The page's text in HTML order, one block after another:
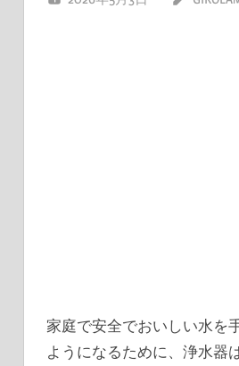
家庭で安全でおいしい水を
ようになるために、浄水器